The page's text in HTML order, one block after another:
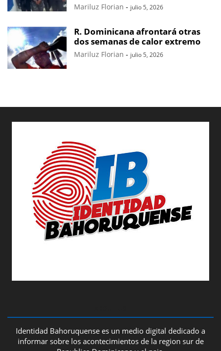
Mariluz Florian - julio 5, 2026
R. Dominicana afrontará otras
dos semanas de calor extremo
Mariluz Florian - julio 5, 2026
Identidad Bahoruquense es un medio digital dedicado a
informar sobre los acontecimientos de la region sur de